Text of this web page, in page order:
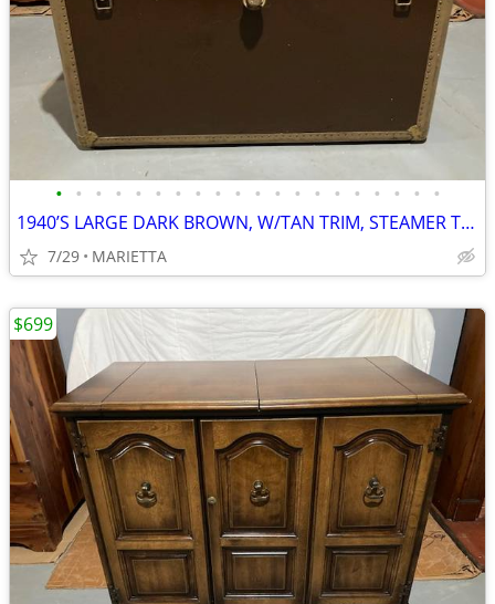
• • • • • • • • • • • • • • • • • • • •
1940’S LARGE DARK BROWN, W/TAN TRIM, STEAMER TRUNK CHEST, FAMILY OWNER
7/29 MARIETTA
$699